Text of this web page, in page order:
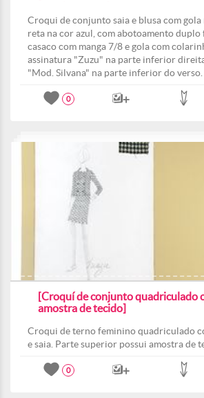
Croqui de conjunto saia e blusa com gola
reta na cor azul, com abotoamento
casaco com manga 7/8 e gola com
assinatura "Zuzu" na parte inferior
"Mod. Silvana" na parte inferior do verso.
0
[Croquí de conjunto quadriculado
amostra de tecido]
Croqui de terno feminino quadriculado
e saia. Parte superior possui amostra de
0